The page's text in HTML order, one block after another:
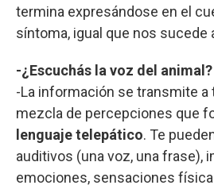
termina expresándose en el
síntoma, igual que nos sucede
-¿Escuchás la voz del animal?
-La información se transmite a
mezcla de percepciones que
lenguaje telepático. Te
auditivos (una voz, una frase),
emociones, sensaciones